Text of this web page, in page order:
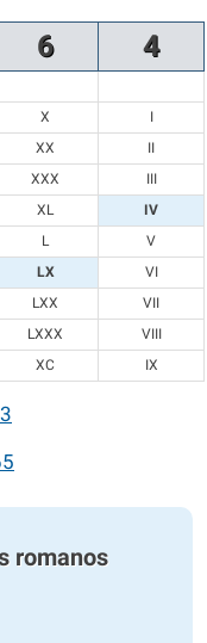
6 4
X
I
XX
II
XXX
III
XL
IV
L
V
LX
VI
LXX
VII
LXXX
VIII
XC IX
romanos